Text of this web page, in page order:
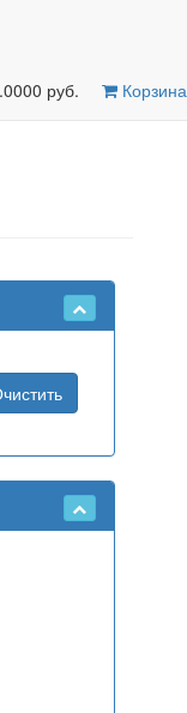
руб. Корзина